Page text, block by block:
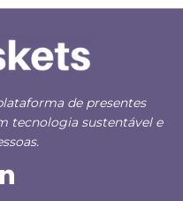
de presentes
tecnologia sustentável e